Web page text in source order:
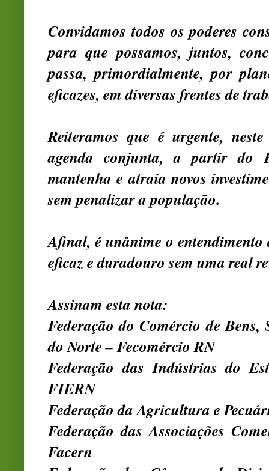
Convidamos todos os poderes
para que possamos, juntos,
passa, primordialmente, por
eficazes, em diversas frentes de
Reiteramos que é urgente,
agenda conjunta, a partir do
mantenha e atraia novos
sem penalizar a população.
Afinal, é unânime o
eficaz e duradouro sem uma real
Assinam esta nota:
Federação do Comércio de
do Norte – Fecomércio RN
Federação das Indústrias do
FIERN
Federação da Agricultura e
Federação das Associações
Facern